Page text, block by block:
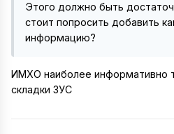
Этого должно быть
стоит попросить добавить
информацию?
ИМХО наиболее информативно
складки ЗУС